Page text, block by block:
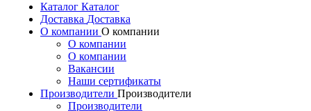
Каталог Каталог
Доставка Доставка
О компании О компании
О компании
О компании
Вакансии
Наши сертификаты
Производители Производители
Производители